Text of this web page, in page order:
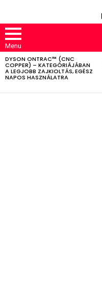
Menu
LATEST
STORIES
DYSON ONTRAC™ (CNC
COPPER) – KATEGÓRIÁJÁBAN
A LEGJOBB ZAJKIOLTÁS, EGÉSZ
NAPOS HASZNÁLATRA